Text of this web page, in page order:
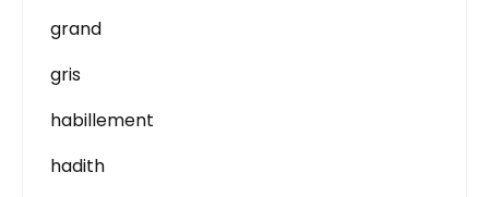
grand
gris
habillement
hadith